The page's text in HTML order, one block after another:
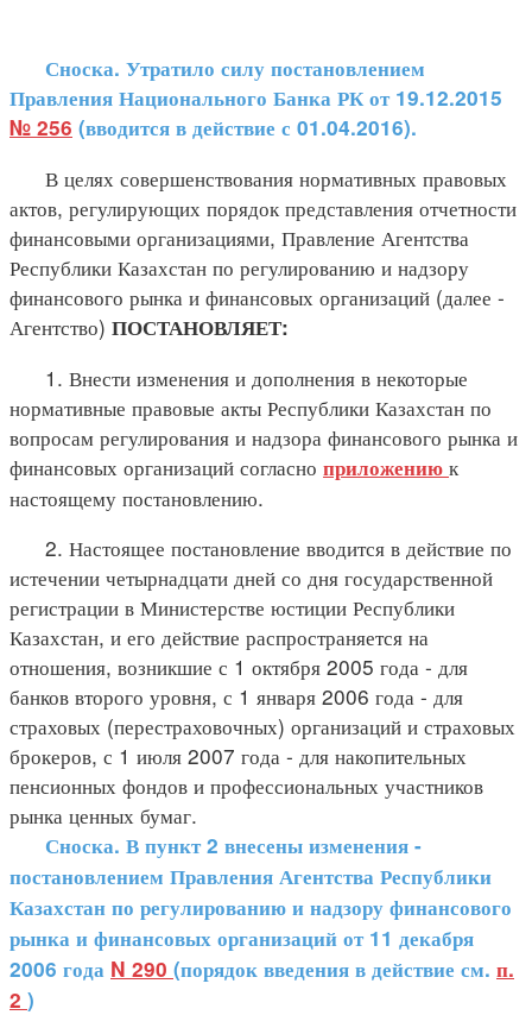
Сноска. Утратило силу постановлением
Правления Национального Банка РК от 19.12.2015
№ 256 (вводится в действие с 01.04.2016).
В целях совершенствования нормативных правовых
актов, регулирующих порядок представления отчетности
финансовыми организациями, Правление Агентства
Республики Казахстан по регулированию и надзору
финансового рынка и финансовых организаций (далее -
Агентство) ПОСТАНОВЛЯЕТ:
1. Внести изменения и дополнения в некоторые
нормативные правовые акты Республики Казахстан по
вопросам регулирования и надзора финансового рынка и
финансовых организаций согласно приложению к
настоящему постановлению.
2. Настоящее постановление вводится в действие по
истечении четырнадцати дней со дня государственной
регистрации в Министерстве юстиции Республики
Казахстан, и его действие распространяется на
отношения, возникшие с 1 октября 2005 года - для
банков второго уровня, с 1 января 2006 года - для
страховых (перестраховочных) организаций и страховых
брокеров, с 1 июля 2007 года - для накопительных
пенсионных фондов и профессиональных участников
рынка ценных бумаг.
Сноска. В пункт 2 внесены изменения -
постановлением Правления Агентства Республики
Казахстан по регулированию и надзору финансового
рынка и финансовых организаций от 11 декабря
2006 года N 290 (порядок введения в действие см. п.
2 )